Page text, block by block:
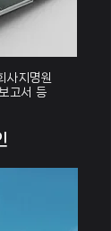
사지명원
고서​ 등